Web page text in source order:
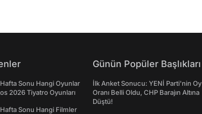
Sonu Hangi Oyunlar
2026 Tiyatro Oyunları
Sonu Hangi Filmler
Günün Popüler Başlıkları
İlk Anket Sonucu: YENİ Parti'nin Oy
Oranı Belli Oldu, CHP Barajın Altına
Düştü!